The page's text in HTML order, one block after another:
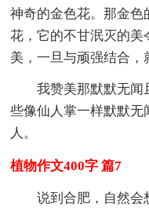
神奇的金色花。那金色
花，它的不甘泯灭的
美，一旦与顽强结合，
我赞美那默默无闻
些像仙人掌一样默默无
人。
植物作文400字 篇7
说到合肥，自然会